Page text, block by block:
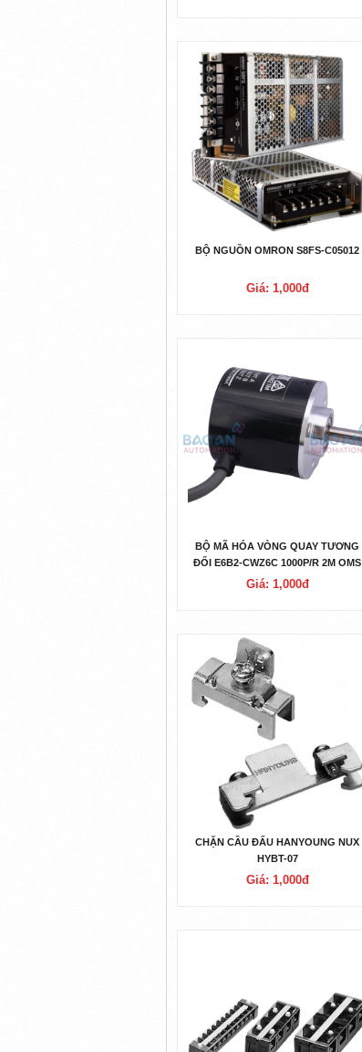
BỘ NGUỒN OMRON S8FS-C05012
Giá: 1,000đ
BỘ MÃ HÓA VÒNG QUAY TƯƠNG
ĐỐI E6B2-CWZ6C 1000P/R 2M OMS
Giá: 1,000đ
CHẶN CẦU ĐẤU HANYOUNG NUX
HYBT-07
Giá: 1,000đ